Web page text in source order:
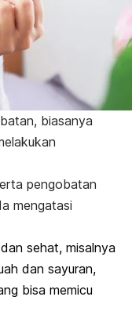
biasanya
pengobatan
mengatasi
sehat, misalnya
dan sayuran,
bisa memicu